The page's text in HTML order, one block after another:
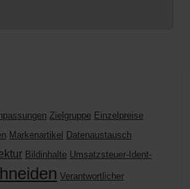
Zielgruppe Einzelpreise
Markenartikel Datenaustausch
Bildinhalte Umsatzsteuer-Ident-
Verantwortlicher